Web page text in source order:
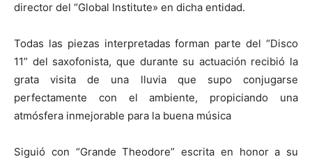
director del “Global Institute» en dicha entidad.
Todas las piezas interpretadas forman parte del “Disco
11” del saxofonista, que durante su actuación recibió la
grata visita de una lluvia que supo conjugarse
perfectamente con el ambiente, propiciando una
atmósfera inmejorable para la buena música
Siguió con “Grande Theodore” escrita en honor a su